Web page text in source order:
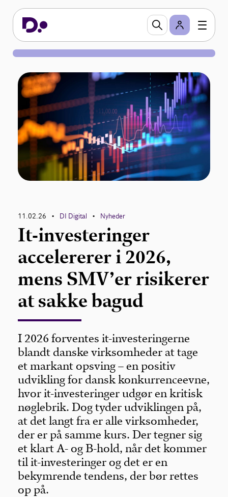
11.02.26 • DI Digital • Nyheder
It-investeringer
accelererer i 2026,
mens SMV’er risikerer
at sakke bagud
I 2026 forventes it-investeringerne
blandt danske virksomheder at tage
et markant opsving – en positiv
udvikling for dansk konkurrenceevne,
hvor it-investeringer udgør en kritisk
nøglebrik. Dog tyder udviklingen på,
at det langt fra er alle virksomheder,
der er på samme kurs. Der tegner sig
et klart A- og B-hold, når det kommer
til it-investeringer og det er en
bekymrende tendens, der bør rettes
op på.